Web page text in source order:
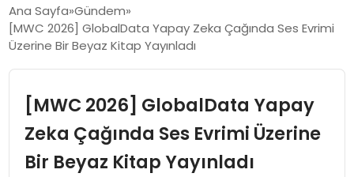
EKONOMI
DÜNYA
SPOR
Ana Sayfa Gündem
[MWC 2026] GlobalData Yapay Zeka Çağında Ses Evrimi
Üzerine Bir Beyaz Kitap Yayınladı
[MWC 2026] GlobalData Yapay
Zeka Çağında Ses Evrimi Üzerine
Bir Beyaz Kitap Yayınladı